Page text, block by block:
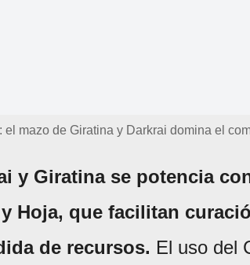
el mazo de Giratina y Darkrai domina el
y Giratina se potencia
Hoja, que facilitan
de recursos. El uso del